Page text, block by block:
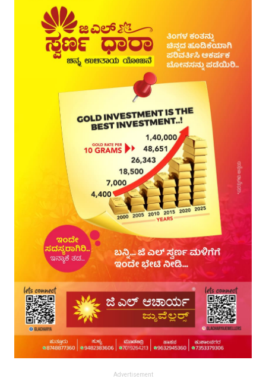
Advertisement